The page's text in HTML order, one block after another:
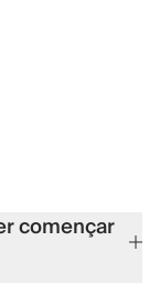
començar